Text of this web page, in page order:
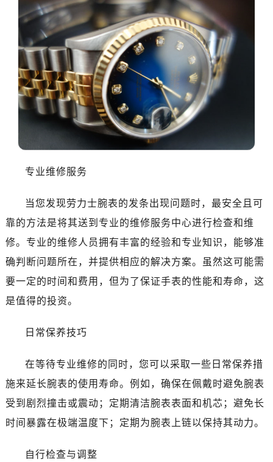
专业维修服务
当您发现劳力士腕表的发条出现问题时，最安全且可
靠的方法是将其送到专业的维修服务中心进行检查和维
修。专业的维修人员拥有丰富的经验和专业知识，能够准
确判断问题所在，并提供相应的解决方案。虽然这可能需
要一定的时间和费用，但为了保证手表的性能和寿命，这
是值得的投资。
日常保养技巧
在等待专业维修的同时，您可以采取一些日常保养措
施来延长腕表的使用寿命。例如，确保在佩戴时避免腕表
受到剧烈撞击或震动；定期清洁腕表表面和机芯；避免长
时间暴露在极端温度下；定期为腕表上链以保持其动力。
自行检查与调整